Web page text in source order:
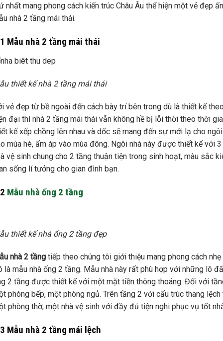
nhất mang phong cách kiến trúc Châu Âu thể hiện một vẻ đẹp
nhà 2 tầng mái thái.
Mẫu nhà 2 tầng mái thái
thiết kế nhà 2 tầng mái thái
vẻ đẹp từ bề ngoài đến cách bày trí bên trong dù là thiết kế
đại thì nhà 2 tầng mái thái vẫn không hề bị lỗi thời theo thời
kế xếp chồng lên nhau và dốc sẽ mang đến sự mới lạ cho
mùa hè, ấm áp vào mùa đông. Ngôi nhà này được thiết kế với
vệ sinh chung cho 2 tầng thuận tiện trong sinh hoạt, màu sắc
sống lí tưởng cho gian đình bạn.
Mẫu nhà ống 2 tầng
thiết kế nhà ống 2 tầng đẹp
nhà 2 tầng tiếp theo chúng tôi giới thiệu mang phong cách
là mẫu nhà ống 2 tầng. Mẫu nhà này rất phù hợp với những lô
2 tầng được thiết kế với một mặt tiền thông thoáng. Đối với
phòng bếp, một phòng ngủ. Trên tầng 2 với cấu trúc thang
phòng thờ, một nhà vệ sinh với đầy đủ tiện nghi phục vụ tốt
Mẫu nhà 2 tầng mái lệch